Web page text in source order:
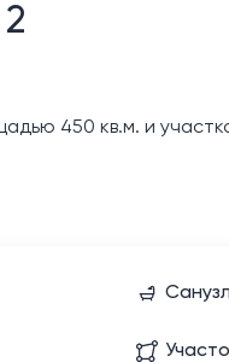
450 кв.м. и